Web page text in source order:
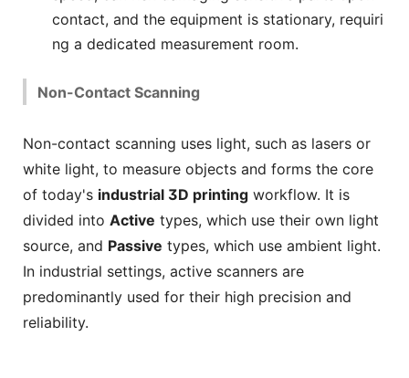
contact, and the equipment is stationary, requiri
ng a dedicated measurement room.
Non-Contact Scanning
Non-contact scanning uses light, such as lasers or
white light, to measure objects and forms the core
of today's industrial 3D printing workflow. It is
divided into Active types, which use their own light
source, and Passive types, which use ambient light.
In industrial settings, active scanners are
predominantly used for their high precision and
reliability.